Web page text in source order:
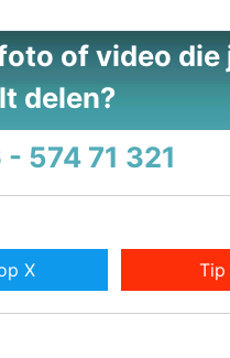
of video die
delen?
574 71 321
X Tip